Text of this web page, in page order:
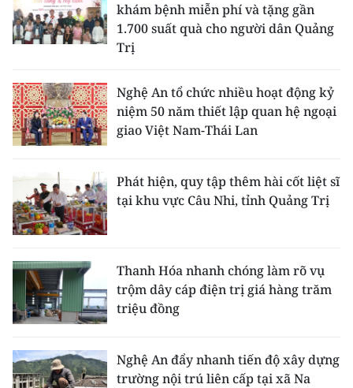
khám bệnh miễn phí và tặng gần
1.700 suất quà cho người dân Quảng
Trị
Nghệ An tổ chức nhiều hoạt động kỷ
niệm 50 năm thiết lập quan hệ ngoại
giao Việt Nam-Thái Lan
Phát hiện, quy tập thêm hài cốt liệt sĩ
tại khu vực Câu Nhi, tỉnh Quảng Trị
Thanh Hóa nhanh chóng làm rõ vụ
trộm dây cáp điện trị giá hàng trăm
triệu đồng
Nghệ An đẩy nhanh tiến độ xây dựng
trường nội trú liên cấp tại xã Na